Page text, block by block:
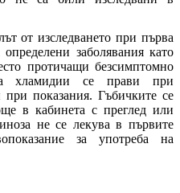
от изследването при първа
заболявания като
протичащи безсимптомно
хламидии се прави при
показания. Гъбичките се
в кабинета с преглед или
не се лекува в първите
за употреба на